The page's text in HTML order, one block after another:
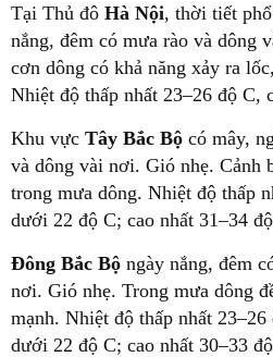
Tại Thủ đô Hà Nội, thời tiết
nắng, đêm có mưa rào và dông
cơn dông có khả năng xảy ra
Nhiệt độ thấp nhất 23–26 độ C,
Khu vực Tây Bắc Bộ có mây,
và dông vài nơi. Gió nhẹ. Cảnh
trong mưa dông. Nhiệt độ thấp
dưới 22 độ C; cao nhất 31–34
Đông Bắc Bộ ngày nắng, đêm
nơi. Gió nhẹ. Trong mưa dông
mạnh. Nhiệt độ thấp nhất
dưới 22 độ C; cao nhất 30–33